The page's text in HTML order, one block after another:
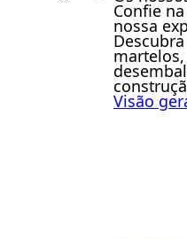
Confie
nossa
Visão